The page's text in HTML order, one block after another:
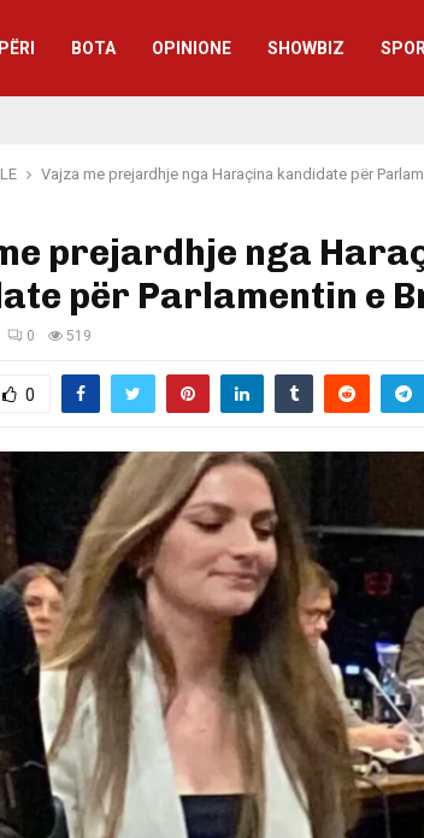
BOTA OPINIONE SHOWBIZ
Vajza me prejardhje nga Haraçina kandidate për
prejardhje nga
për Parlamentin e
0 519
0